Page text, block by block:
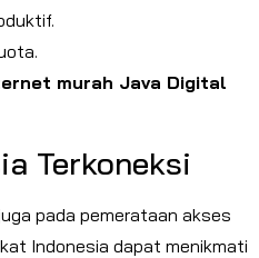
murah Java Digital
Terkoneksi
pada pemerataan akses
Indonesia dapat menikmati